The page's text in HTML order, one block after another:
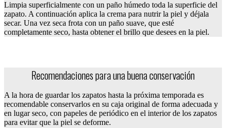
Limpia superficialmente con un paño húmedo toda la superficie del
zapato. A continuación aplica la crema para nutrir la piel y déjala
secar. Una vez seca frota con un paño suave, que esté
completamente seco, hasta obtener el brillo que desees en la piel.
Recomendaciones para una buena conservación
A la hora de guardar los zapatos hasta la próxima temporada es
recomendable conservarlos en su caja original de forma adecuada y
en lugar seco, con papeles de periódico en el interior de los zapatos
para evitar que la piel se deforme.